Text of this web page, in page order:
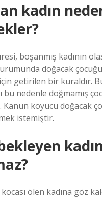
kadın
boşanmış kadının
doğacak
getirilen bir kuraldır.
bu nedenle doğmamış
Kanun koyucu doğacak
istemiştir.
ölen kadına göz